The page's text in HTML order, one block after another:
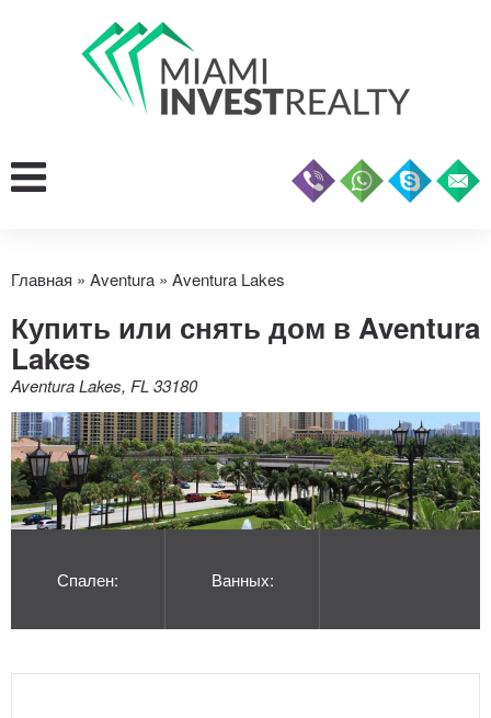
Главная » Aventura » Aventura Lakes
Купить или снять дом в Aventura
Lakes
Aventura Lakes, FL 33180
Спален: Ванных: